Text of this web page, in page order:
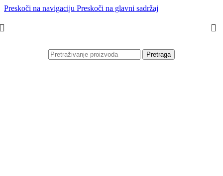
Preskoči na navigaciju Preskoči na glavni sadržaj
Pretraga